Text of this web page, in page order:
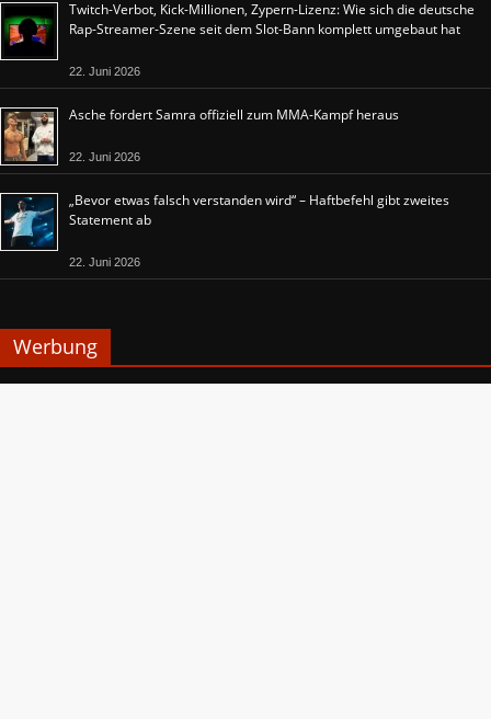
Twitch-Verbot, Kick-Millionen, Zypern-Lizenz: Wie sich die deutsche
Rap-Streamer-Szene seit dem Slot-Bann komplett umgebaut hat
22. Juni 2026
Asche fordert Samra offiziell zum MMA-Kampf heraus
22. Juni 2026
„Bevor etwas falsch verstanden wird“ – Haftbefehl gibt zweites
Statement ab
22. Juni 2026
Werbung